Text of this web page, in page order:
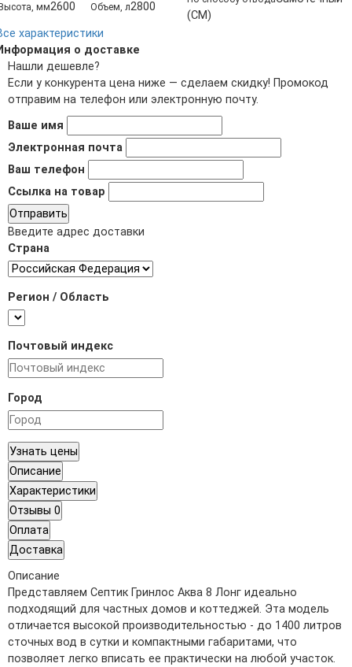
мм2600 Объем, л2800
(СМ)
характеристики
о доставке
Нашли дешевле?
Если у конкурента цена ниже — сделаем скидку! Промокод
отправим на телефон или электронную почту.
Ваше имя
Электронная почта
Ваш телефон
Ссылка на товар
Отправить
Введите адрес доставки
Страна
Регион / Область
Почтовый индекс
Город
Узнать цены
Описание
Характеристики
Отзывы 0
Оплата
Доставка
Описание
Представляем Септик Гринлос Аква 8 Лонг идеально
подходящий для частных домов и коттеджей. Эта модель
отличается высокой производительностью - до 1400 литров
сточных вод в сутки и компактными габаритами, что
позволяет легко вписать ее практически на любой участок.